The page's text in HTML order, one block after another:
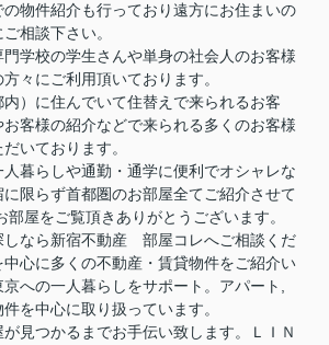
の物件紹介も行っており遠方にお住まいの
相談下さい。
学校の学生さんや単身の社会人のお客様
々にご利用頂いております。
）に住んでいて住替えで来られるお客
客様の紹介などで来られる多くのお客様
いております。
暮らしや通勤・通学に便利でオシャレな
限らず首都圏のお部屋全てご紹介させて
部屋をご覧頂きありがとうございます。
しなら新宿不動産 部屋コレへご相談くだ
中心に多くの不動産・賃貸物件をご紹介い
京への一人暮らしをサポート。アパート,
を中心に取り扱っています。
見つかるまでお手伝い致します。ＬＩＮ